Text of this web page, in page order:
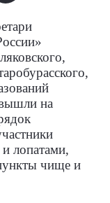
на
лопатами,
чище и